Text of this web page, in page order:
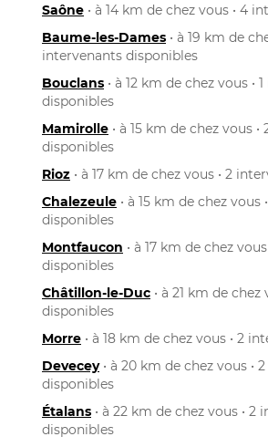
Saône • à 14 km de chez vous • 4
Baume-les-Dames • à 19 km de
intervenants disponibles
Bouclans • à 12 km de chez vous •
disponibles
Mamirolle • à 15 km de chez vous
disponibles
Rioz • à 17 km de chez vous • 2
Chalezeule • à 15 km de chez
disponibles
Montfaucon • à 17 km de chez
disponibles
Châtillon-le-Duc • à 21 km de
disponibles
Morre • à 18 km de chez vous • 2
Devecey• à 20 km de chez vous •
disponibles
Étalans • à 22 km de chez vous • 2
disponibles